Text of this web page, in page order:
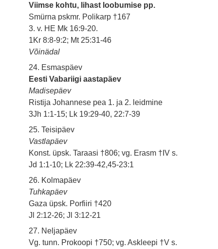
Viimse kohtu, lihast loobumise pp.
Smürna pskmr. Polikarp †167
3. v. HE Mk 16:9-20.
1Kr 8:8-9:2; Mt 25:31-46
Võinädal
24. Esmaspäev
Eesti Vabariigi aastapäev
Madisepäev
Ristija Johannese pea 1. ja 2. leidmine
3Jh 1:1-15; Lk 19:29-40, 22:7-39
25. Teisipäev
Vastlapäev
Konst. üpsk. Taraasi †806; vg. Erasm †IV s.
Jd 1:1-10; Lk 22:39-42,45-23:1
26. Kolmapäev
Tuhkapäev
Gaza üpsk. Porfiiri †420
Jl 2:12-26; Jl 3:12-21
27. Neljapäev
Vg. tunn. Prokoopi †750; vg. Askleepi †V s.